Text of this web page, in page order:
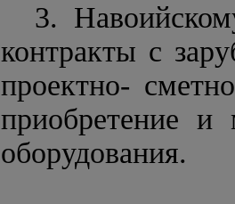
3.
контракты с
проектно-
приобретение и
оборудования.